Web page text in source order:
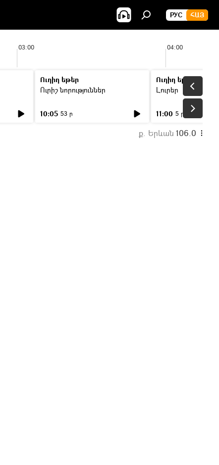
РУС ՀԱՅ
03:00 04:00
Ուղիղ եթեր
Ուրիշ նորություններ
10:05 53 ր
Ուղիղ եթեր
Լուրեր
11:00 5 ր
ք. Երևան 106.0